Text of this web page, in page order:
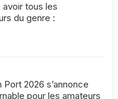
tous les
du genre :
2026 s’annonce
pour les amateurs